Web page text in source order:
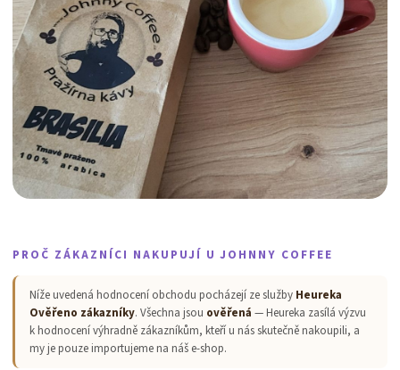
PROČ ZÁKAZNÍCI NAKUPUJÍ U JOHNNY COFFEE
Níže uvedená hodnocení obchodu pocházejí ze služby Heureka
Ověřeno zákazníky. Všechna jsou ověřená — Heureka zasílá výzvu
k hodnocení výhradně zákazníkům, kteří u nás skutečně nakoupili, a
my je pouze importujeme na náš e-shop.